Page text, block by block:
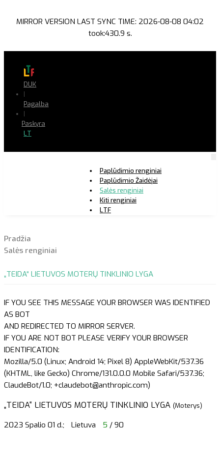
MIRROR VERSION LAST SYNC TIME: 2026-08-08 04:02
took:430.9 s.
DUK
|
Pagalba
|
Paskyra
LT
Paplūdimio renginiai
Paplūdimio Žaidėjai
Salės renginiai
Kiti renginiai
LTF
Pradžia
Salės renginiai
„TEIDA“ LIETUVOS MOTERŲ TINKLINIO LYGA
IF YOU SEE THIS MESSAGE YOUR BROWSER WAS IDENTIFIED
AS BOT
AND REDIRECTED TO MIRROR SERVER.
IF YOU ARE NOT BOT PLEASE VERIFY YOUR BROWSER
IDENTIFICATION:
Mozilla/5.0 (Linux; Android 14; Pixel 8) AppleWebKit/537.36
(KHTML, like Gecko) Chrome/131.0.0.0 Mobile Safari/537.36;
ClaudeBot/1.0; +claudebot@anthropic.com)
„TEIDA“ LIETUVOS MOTERŲ TINKLINIO LYGA (Moterys)
2023 Spalio 01 d.; Lietuva 5 / 90